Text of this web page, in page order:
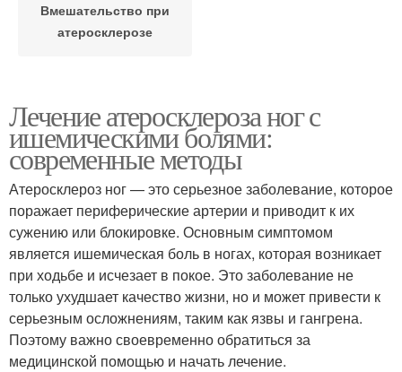
Вмешательство при
атеросклерозе
Лечение атеросклероза ног с
ишемическими болями:
современные методы
Атеросклероз ног — это серьезное заболевание, которое
поражает периферические артерии и приводит к их
сужению или блокировке. Основным симптомом
является ишемическая боль в ногах, которая возникает
при ходьбе и исчезает в покое. Это заболевание не
только ухудшает качество жизни, но и может привести к
серьезным осложнениям, таким как язвы и гангрена.
Поэтому важно своевременно обратиться за
медицинской помощью и начать лечение.